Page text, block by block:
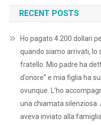
RECENT POSTS
Ho pagato 4.200 dollari
quando siamo arrivati, lo
fratello. Mio padre ha
d’onore” e mia figlia ha
ovunque. L’ho
una chiamata
aveva inviato alla